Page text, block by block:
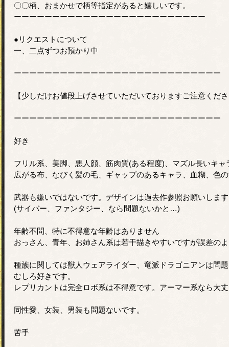
〇〇柄、おまかせで柄等指定があると嬉しいです。
ーーーーーーーーーーーーーーーーーーーーーーーーー
●リクエストについて
一、二点ずつお預かり中
ーーーーーーーーーーーーーーーーーーーーーーーーーーー
【少しだけお値段上げさせていただいておりますご注意くだ
ーーーーーーーーーーーーーーーーーーーーーーーーーーー
好き
フリル系、美脚、悪人顔、筋肉質(ある程度)、マズル長いキャ
広がる布、なびく髪の毛、ギャップのあるキャラ、血糊、色
武器も嫌いではないです。デザインは過去作参照お願いします
(サイバー、ファンタジー、なら問題ないかと…)
年齢不問、特に不得意な年齢はありません
おっさん、青年、お姉さん系は若干描きやすいですが誤差の
種族に関しては獣人ウェアライダー、竜派ドラゴニアンは問
むしろ好きです。
レプリカントは完全ロボ系は不得意です。アーマー系なら大
同性愛、女装、男装も問題ないです。
苦手